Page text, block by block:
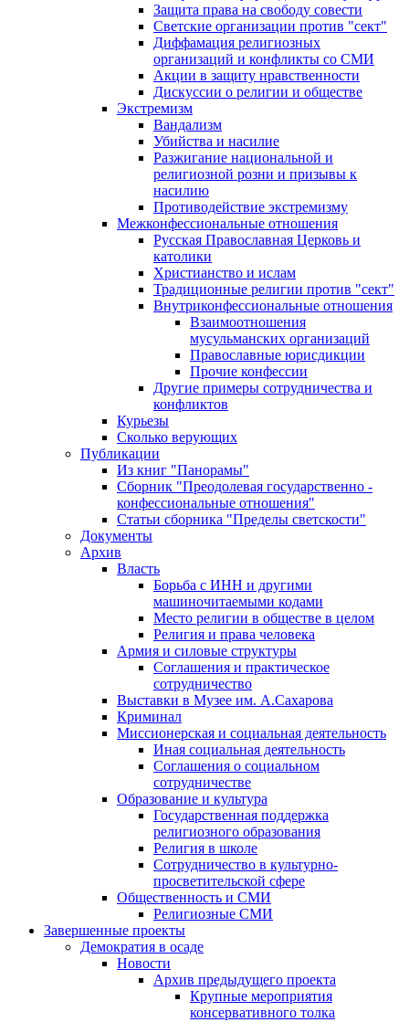
Защита права на свободу совести
Светские организации против "сект"
Диффамация религиозных
организаций и конфликты со СМИ
Акции в защиту нравственности
Дискуссии о религии и обществе
Экстремизм
Вандализм
Убийства и насилие
Разжигание национальной и
религиозной розни и призывы к
насилию
Противодействие экстремизму
Межконфессиональные отношения
Русская Православная Церковь и
католики
Христианство и ислам
Традиционные религии против "сект"
Внутриконфессиональные отношения
Взаимоотношения
мусульманских организаций
Православные юрисдикции
Прочие конфессии
Другие примеры сотрудничества и
конфликтов
Курьезы
Сколько верующих
Публикации
Из книг "Панорамы"
Сборник "Преодолевая государственно -
конфессиональные отношения"
Статьи сборника "Пределы светскости"
Документы
Архив
Власть
Борьба с ИНН и другими
машиночитаемыми кодами
Место религии в обществе в целом
Религия и права человека
Армия и силовые структуры
Соглашения и практическое
сотрудничество
Выставки в Музее им. А.Сахарова
Криминал
Миссионерская и социальная деятельность
Иная социальная деятельность
Соглашения о социальном
сотрудничестве
Образование и культура
Государственная поддержка
религиозного образования
Религия в школе
Сотрудничество в культурно-
просветительской сфере
Общественность и СМИ
Религиозные СМИ
Завершенные проекты
Демократия в осаде
Новости
Архив предыдущего проекта
Крупные мероприятия
консервативного толка